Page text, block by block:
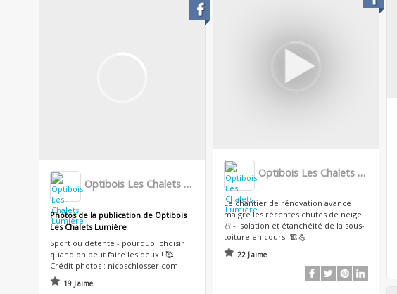
Optibois Les Chalets Lumière
Le chantier de rénovation avance
malgré les récentes chutes de neige
☃️ - isolation et étanchéité de la sous-
toiture en cours. 🏗💪
22 J'aime
Optibois Les Chalets Lumière
Photos de la publication de Optibois
Les Chalets Lumière
Sport ou détente - pourquoi choisir
quand on peut faire les deux ! 🥰
Crédit photos : nicoschlosser.com
19 J'aime